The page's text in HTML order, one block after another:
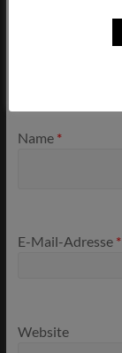
Name *
E-Mail-Adresse *
Website